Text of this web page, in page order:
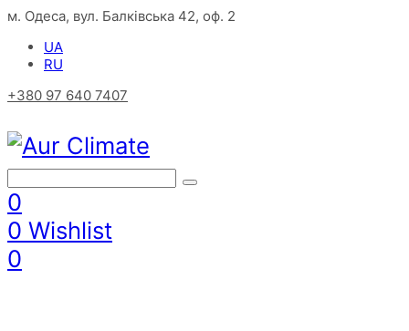
м. Одеса, вул. Балківська 42, оф. 2
UA
RU
+380 97 640 7407
0
0 Wishlist
0